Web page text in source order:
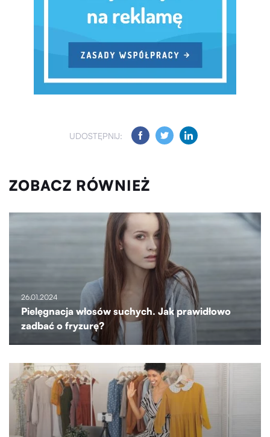
UDOSTĘPNIJ:
ZOBACZ RÓWNIEŻ
26.01.2024
Pielęgnacja włosów suchych. Jak prawidłowo
zadbać o fryzurę?